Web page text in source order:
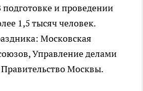
и проведении
1,5 тысяч человек.
Московская
Управление делами
Москвы.